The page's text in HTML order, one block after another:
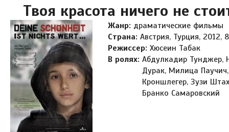
Твоя красота ничего не
Жанр: драматические фильмы
Страна: Австрия, Турция, 2012,
Режиссер: Хюсеин Табак
В ролях: Абдулкадир
Дурак, Милица
Кроншлегер, Зузи
Бранко Самаровский